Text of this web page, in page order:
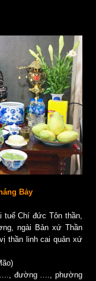
Bảy
Chí đức Tôn thần,
ngài Bản xứ Thần
thần linh cai quản xứ
…., đường …., phường